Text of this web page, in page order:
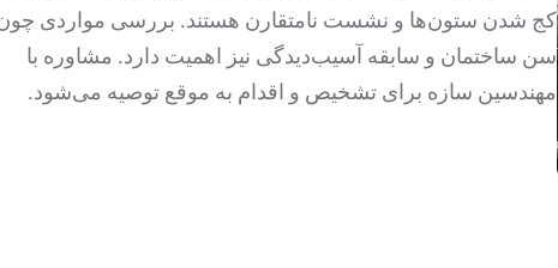
کج شدن ستون‌ها و نشست نامتقارن هستند. بررسی مواردی
سن ساختمان و سابقه آسیب‌دیدگی نیز اهمیت دارد. مشاوره با
مهندسین سازه برای تشخیص و اقدام به موقع توصیه می‌شود.